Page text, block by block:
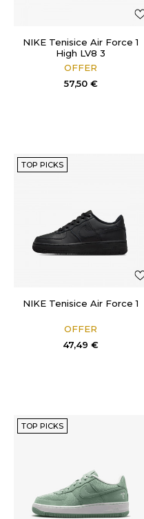
NIKE Tenisice Air Force 1
High LV8 3
OFFER
57,50 €
TOP PICKS
NIKE Tenisice Air Force 1
OFFER
47,49 €
TOP PICKS